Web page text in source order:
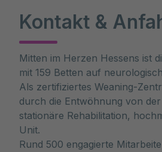
Kontakt &
Mitten im Herzen Hessens ist
mit 159 Betten auf
Als zertifiziertes Weaning-
durch die Entwöhnung von
stationäre Rehabilitation,
Unit.
Rund 500 engagierte